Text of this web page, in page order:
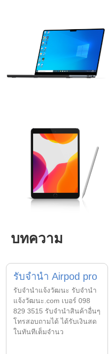
บทความ
รับจำนำ Airpod pro
รับจํานําแจ้งวัฒนะ รับจํานํา
แจ้งวัฒนะ.com เบอร์ 098
829 3515 รับจำนำสินค้าอื่นๆ
โทรสอบถามได้ ได้รับเงินสด
ในทันทีเต็มจำนว